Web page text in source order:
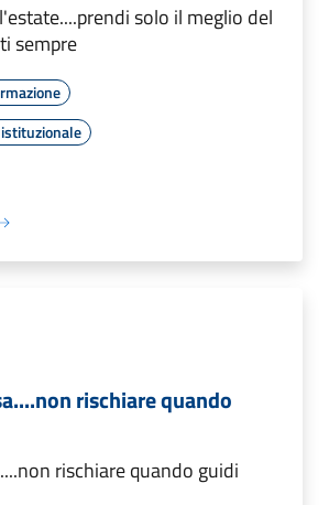
solo il meglio del
sempre
rischiare quando
rischiare quando guidi